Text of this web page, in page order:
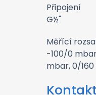
Připojení
G½"
Měřící
-100/0
mbar, 0/